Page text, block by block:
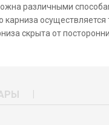
различными
карниза
скрыта от